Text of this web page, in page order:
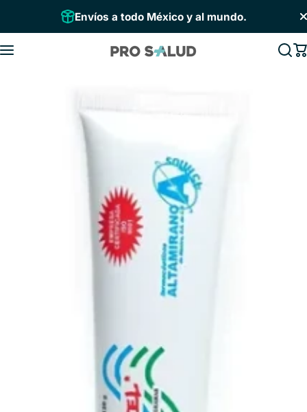
Saltar al contenido
Envíos a todo México y al mundo.